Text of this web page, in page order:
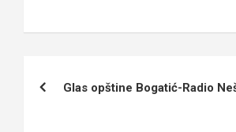
чланка
Glas opštine Bogatić-Radio